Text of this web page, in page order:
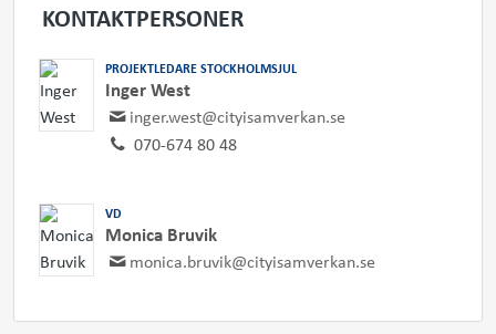
KONTAKTPERSONER
PROJEKTLEDARE STOCKHOLMSJUL
Inger West
inger.west@cityisamverkan.se
070-674 80 48
VD
Monica Bruvik
monica.bruvik@cityisamverkan.se